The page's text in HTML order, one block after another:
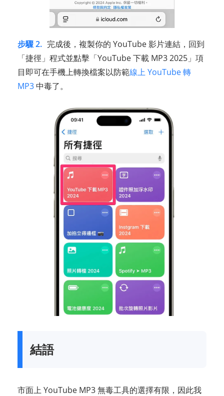
步驟 2. 完成後，複製你的 YouTube 影片連結，回到
「捷徑」程式並點擊「YouTube 下載 MP3 2025」項
目即可在手機上轉換檔案以防範線上 YouTube 轉
MP3 中毒了。
結語
市面上 YouTube MP3 無毒工具的選擇有限，因此我